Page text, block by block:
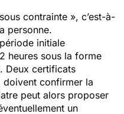
contrainte », c’est-à-
personne.
initiale
heures sous la forme
Deux certificats
doivent confirmer la
peut alors proposer
un